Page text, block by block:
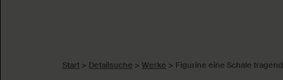
Start > Detailsuche > Werke > Figurine eine Schale tragend